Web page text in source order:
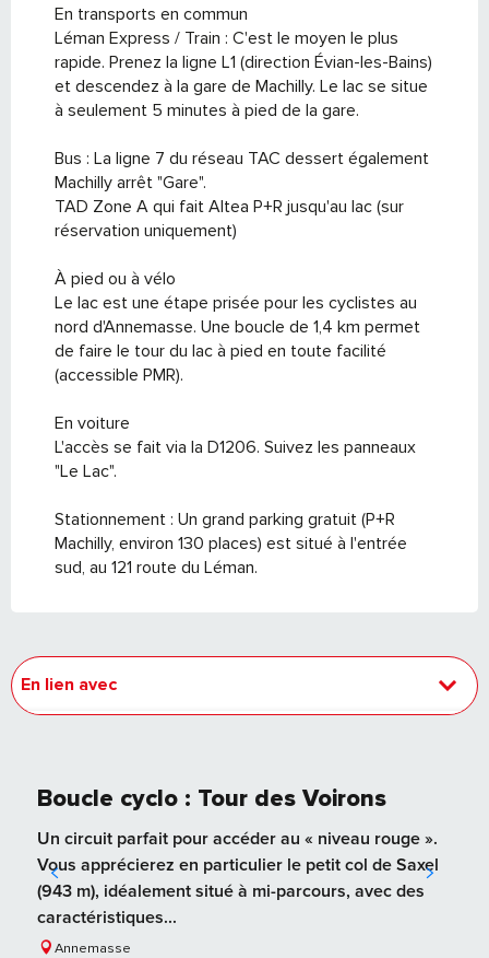
En transports en commun
Léman Express / Train : C'est le moyen le plus
rapide. Prenez la ligne L1 (direction Évian-les-Bains)
et descendez à la gare de Machilly. Le lac se situe
à seulement 5 minutes à pied de la gare.
Bus : La ligne 7 du réseau TAC dessert également
Machilly arrêt "Gare".
TAD Zone A qui fait Altea P+R jusqu'au lac (sur
réservation uniquement)
À pied ou à vélo
Le lac est une étape prisée pour les cyclistes au
nord d'Annemasse. Une boucle de 1,4 km permet
de faire le tour du lac à pied en toute facilité
(accessible PMR).
En voiture
L'accès se fait via la D1206. Suivez les panneaux
"Le Lac".
Stationnement : Un grand parking gratuit (P+R
Machilly, environ 130 places) est situé à l'entrée
sud, au 121 route du Léman.
En lien avec
Boucle cyclo : Tour des Voirons
Un circuit parfait pour accéder au « niveau rouge ».
Vous apprécierez en particulier le petit col de Saxel
(943 m), idéalement situé à mi-parcours, avec des
caractéristiques...
Annemasse